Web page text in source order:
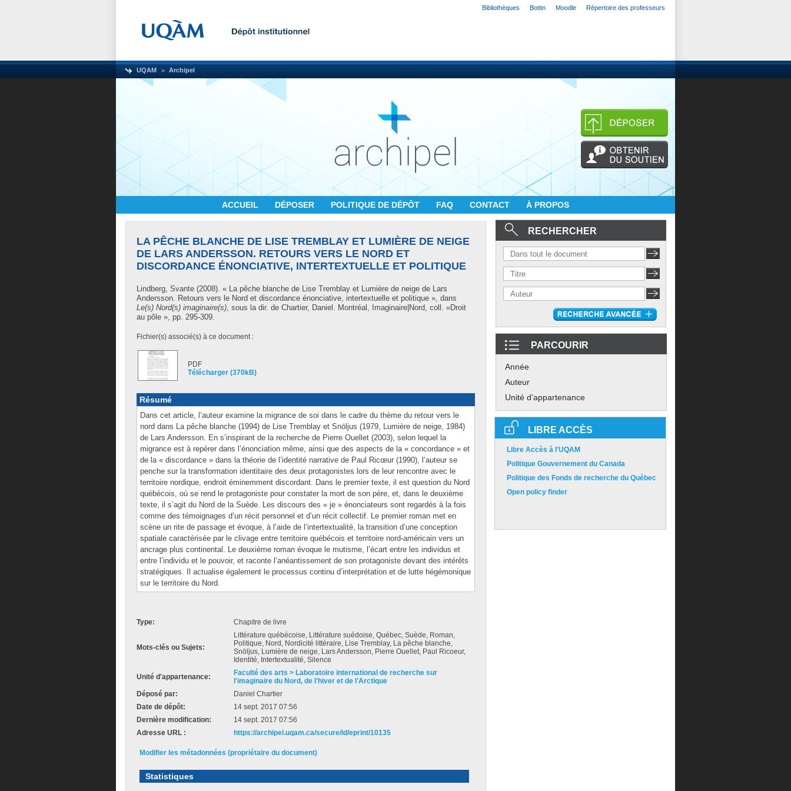
Bibliothèques Bottin Moodle Répertoire des professeurs
UQAM Archipel
ACCUEIL DÉPOSER POLITIQUE DE DÉPÔT FAQ CONTACT À PROPOS
LA PÊCHE BLANCHE DE LISE TREMBLAY ET LUMIÈRE DE NEIGE
DE LARS ANDERSSON. RETOURS VERS LE NORD ET
DISCORDANCE ÉNONCIATIVE, INTERTEXTUELLE ET POLITIQUE
Lindberg, Svante (2008). « La pêche blanche de Lise Tremblay et Lumière de neige de Lars
Andersson. Retours vers le Nord et discordance énonciative, intertextuelle et politique », dans
Le(s) Nord(s) imaginaire(s), sous la dir. de Chartier, Daniel . Montréal, Imaginaire|Nord, coll. «Droit
au pôle », pp. 295-309.
Fichier(s) associé(s) à ce document :
PDF
Télécharger (370kB)
Résumé
Dans cet article, l’auteur examine la migrance de soi dans le cadre du thème du retour vers le
nord dans La pêche blanche (1994) de Lise Tremblay et Snöljus (1979, Lumière de neige, 1984)
de Lars Andersson. En s’inspirant de la recherche de Pierre Ouellet (2003), selon lequel la
migrance est à repérer dans l’énonciation même, ainsi que des aspects de la « concordance » et
de la « discordance » dans la théorie de l’identité narrative de Paul Ricœur (1990), l’auteur se
penche sur la transformation identitaire des deux protagonistes lors de leur rencontre avec le
territoire nordique, endroit éminemment discordant. Dans le premier texte, il est question du Nord
québécois, où se rend le protagoniste pour constater la mort de son père, et, dans le deuxième
texte, il s’agit du Nord de la Suède. Les discours des « je » énonciateurs sont regardés à la fois
comme des témoignages d’un récit personnel et d’un récit collectif. Le premier roman met en
scène un rite de passage et évoque, à l’aide de l’intertextualité, la transition d’une conception
spatiale caractérisée par le clivage entre territoire québécois et territoire nord-américain vers un
ancrage plus continental. Le deuxième roman évoque le mutisme, l’écart entre les individus et
entre l’individu et le pouvoir, et raconte l’anéantissement de son protagoniste devant des intérêts
stratégiques. Il actualise également le processus continu d’interprétation et de lutte hégémonique
sur le territoire du Nord.
Type: Chapitre de livre
Mots-clés ou Sujets:
Littérature québécoise, Littérature suédoise, Québec, Suède, Roman,
Politique, Nord, Nordicité littéraire, Lise Tremblay, La pêche blanche,
Snöljus, Lumière de neige, Lars Andersson, Pierre Ouellet, Paul Ricoeur,
Identité, Intertextualité, Silence
Unité d'appartenance:
Faculté des arts > Laboratoire international de recherche sur
l'imaginaire du Nord, de l'hiver et de l'Arctique
Déposé par:
Daniel Chartier
Date de dépôt:
14 sept. 2017 07:56
Dernière modification:
14 sept. 2017 07:56
Adresse URL :
https://archipel.uqam.ca/secure/id/eprint/10135
Modifier les métadonnées (propriétaire du document)
Statistiques
RECHERCHER
PARCOURIR
Année
Auteur
Unité d'appartenance
LIBRE ACCÈS
Libre Accès à l'UQAM
Politique Gouvernement du Canada
Politique des Fonds de recherche du Québec
Open policy finder